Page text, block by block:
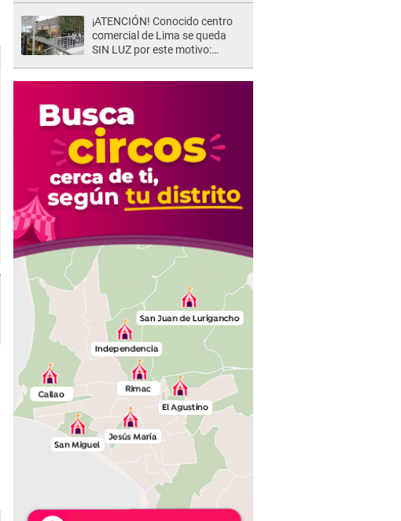
¡ATENCIÓN! Conocido centro
comercial de Lima se queda
SIN LUZ por este motivo: